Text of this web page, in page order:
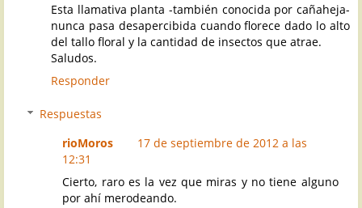
Esta llamativa planta -también conocida por cañaheja-
nunca pasa desapercibida cuando florece dado lo alto
del tallo floral y la cantidad de insectos que atrae.
Saludos.
Responder
Respuestas
rioMoros
17 de septiembre de 2012 a las
12:31
Cierto, raro es la vez que miras y no tiene alguno
por ahí merodeando.